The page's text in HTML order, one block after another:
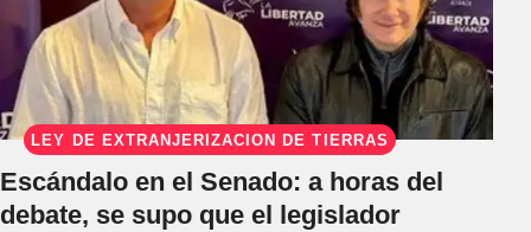
LEY DE EXTRANJERIZACIÓN DE TIERRAS
Escándalo en el Senado: a horas del
debate, se supo que el legislador